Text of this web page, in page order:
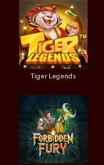
Tiger Legends